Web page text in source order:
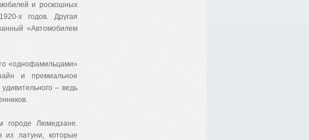
и роскошных
х годов. Другая
«Автомобилем
«однофамильцами»
и премиальное
– ведь
городе Люмедзане.
из латуни, которые